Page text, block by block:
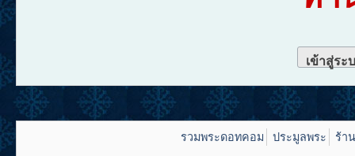
เข้าสู่ระ
รวมพระดอทคอม ประมูลพระ ร้า